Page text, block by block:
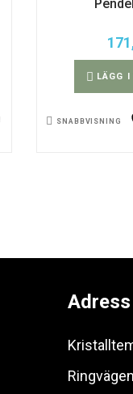
LÄGG I
SNABBVISNING
Adress